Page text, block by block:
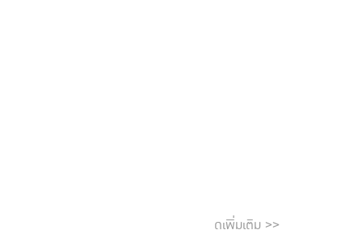
ดูเพิ่มเติม >>